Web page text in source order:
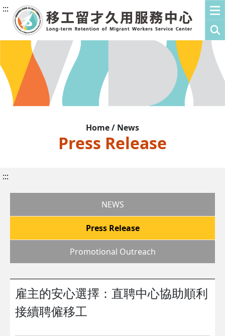
:::
Home / News
Press Release
:::
NEWS
Press Release
Promotional Outreach
雇主的安心選擇：直聘中心協助順利
接續聘僱移工